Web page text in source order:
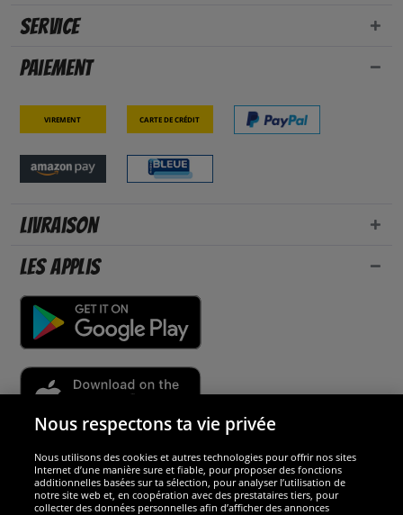
Service
Paiement
Virement Carte de crédit
Livraison
Les applis
Sécurité
Nous sommes excellents
Nous respectons ta vie privée
Nous utilisons des cookies et autres technologies pour offrir nos sites
Internet d’une manière sure et fiable, pour proposer des fonctions
additionnelles basées sur ta sélection, pour analyser l’utilisation de
notre site web et, en coopération avec des prestataires tiers, pour
collecter des données personnelles afin d’afficher des annonces